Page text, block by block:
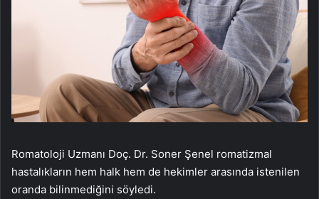
Romatoloji Uzmanı Doç. Dr. Soner Şenel romatizmal
hastalıkların hem halk hem de hekimler arasında istenilen
oranda bilinmediğini söyledi.